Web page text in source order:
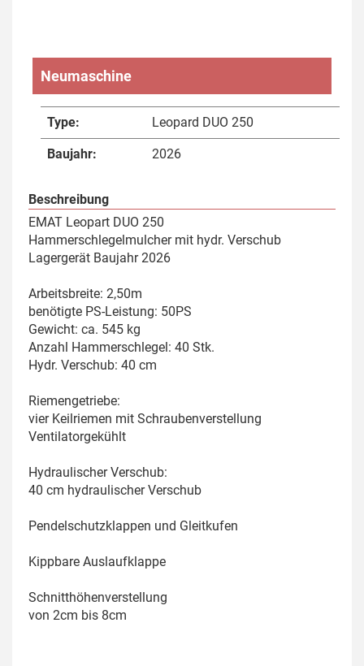
Neumaschine
Type: Leopard DUO 250
Baujahr: 2026
Beschreibung
EMAT Leopart DUO 250
Hammerschlegelmulcher mit hydr. Verschub
Lagergerät Baujahr 2026
Arbeitsbreite: 2,50m
benötigte PS-Leistung: 50PS
Gewicht: ca. 545 kg
Anzahl Hammerschlegel: 40 Stk.
Hydr. Verschub: 40 cm
Riemengetriebe:
vier Keilriemen mit Schraubenverstellung
Ventilatorgekühlt
Hydraulischer Verschub:
40 cm hydraulischer Verschub
Pendelschutzklappen und Gleitkufen
Kippbare Auslaufklappe
Schnitthöhenverstellung
von 2cm bis 8cm